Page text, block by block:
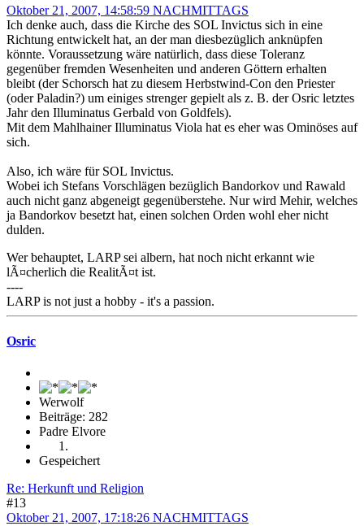
Oktober 21, 2007, 14:58:59 NACHMITTAGS
Ich denke auch, dass die Kirche des SOL Invictus sich in eine
Richtung entwickelt hat, an der man diesbezüglich anknüpfen
könnte. Voraussetzung wäre natürlich, dass diese Toleranz
gegenüber fremden Wesenheiten und anderen Göttern erhalten
bleibt (der Schorsch hat zu diesem Herbstwind-Con den Priester
(oder Paladin?) um einiges strenger gepielt als z. B. der Osric letztes
Jahr den Illuminatus Gerbald von Goldfels).
Mit dem Mahlhainer Illuminatus Viola hat es eher was Ominöses auf
sich.
Also, ich wäre für SOL Invictus.
Wobei ich Stefans Vorschlägen bezüglich Bandorkov und Rawald
auch nicht ganz abgeneigt gegenüberstehe. Nur wird Mehir, welches
ja Bandorkov besetzt hat, einen solchen Orden wohl eher nicht
dulden.
Wer behauptet, LARP sei albern, hat noch nicht erkannt wie
lÃ¤cherlich die RealitÃ¤t ist.
----
LARP is not just a hobby - it's a passion.
Osric
Werwolf
Beiträge: 282
Padre Elvore
Gespeichert
Re: Herkunft und Religion
#13
Oktober 21, 2007, 17:18:26 NACHMITTAGS